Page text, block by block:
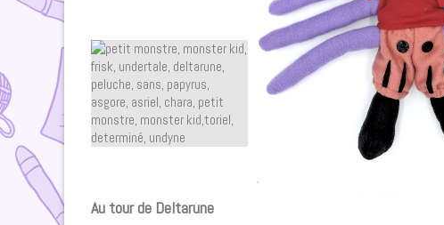
Au tour de Deltarune